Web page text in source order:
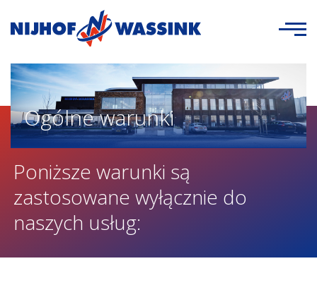
Ogólne warunki
Poniższe warunki są
zastosowane wyłącznie do
naszych usług: